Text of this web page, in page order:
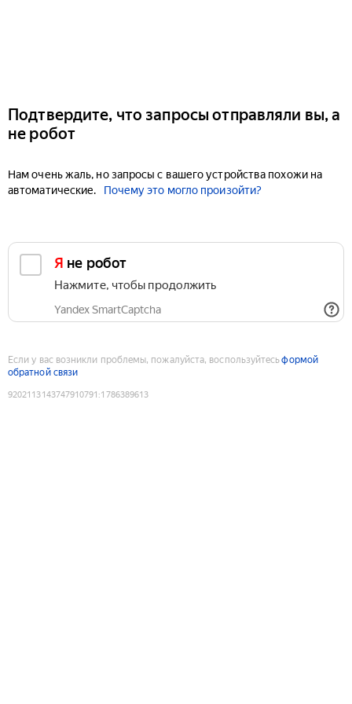
Подтвердите, что запросы отправляли вы, а
не робот
Нам очень жаль, но запросы с вашего устройства похожи на
автоматические.
Почему это могло произойти?
Я не робот
Нажмите, чтобы продолжить
Yandex SmartCaptcha
Если у вас возникли проблемы, пожалуйста, воспользуйтесьформой
обратной связи
9202113143747910791 :1786389613